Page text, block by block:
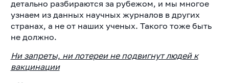
детально разбираются за рубежом, и мы многое
узнаем из данных научных журналов в других
странах, а не от наших ученых. Такого тоже быть
не должно.
Ни запреты, ни лотереи не подвигнут людей к
вакцинации